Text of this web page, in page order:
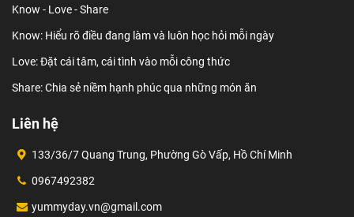
Know - Love - Share
Know: Hiểu rõ điều đang làm và luôn học hỏi mỗi ngày
Love: Đặt cái tâm, cái tình vào mỗi công thức
Share: Chia sẻ niềm hạnh phúc qua những món ăn
Liên hệ
133/36/7 Quang Trung, Phường Gò Vấp, Hồ Chí Minh
0967492382
yummyday.vn@gmail.com